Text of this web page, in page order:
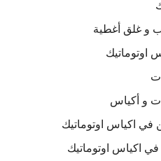
و غلق أغطية
اوتوماتيك
و أكياس
في اكياس اوتوماتيك
اكياس اوتوماتيك